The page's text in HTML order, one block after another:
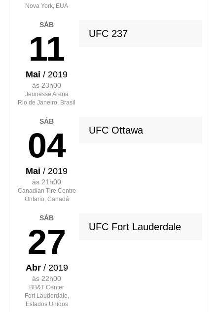
Nova York, EUA
SÁB
11
Mai / 2019
às 23h00
Jeunesse Arena
Rio de Janeiro, Brasil
UFC 237
SÁB
04
Mai / 2019
às 21h00
Canadian Tire Centre
Ontario, Canadá
UFC Ottawa
SÁB
27
Abr/ 2019
às 22h00
BB&T Center
Fort Lauderdale,
Estados Unidos
UFC Fort Lauderdale